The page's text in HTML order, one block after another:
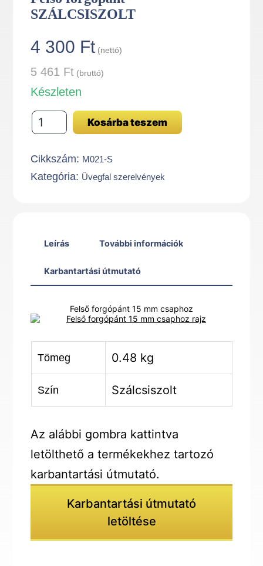
SZÁLCSISZOLT
4 300 Ft (nettó)
5 461 Ft (bruttó)
Készleten
Felső
forgópánt
SZÁLCSISZOLT
mennyiség
Kosárba teszem
Cikkszám: M021-S
Kategória: Üvegfal szerelvények
Leírás További információk
Karbantartási útmutató
Felső forgópánt 15 mm csaphoz
Tömeg 0.48 kg
Szín Szálcsiszolt
Az alábbi gombra kattintva
letölthető a termékekhez tartozó
karbantartási útmutató.
Karbantartási útmutató
letöltése